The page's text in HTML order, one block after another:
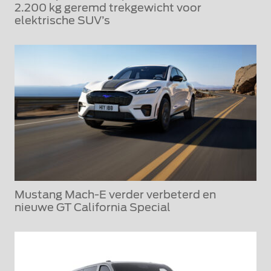
2.200 kg geremd trekgewicht voor
elektrische SUV’s
Mustang Mach-E verder verbeterd en
nieuwe GT California Special